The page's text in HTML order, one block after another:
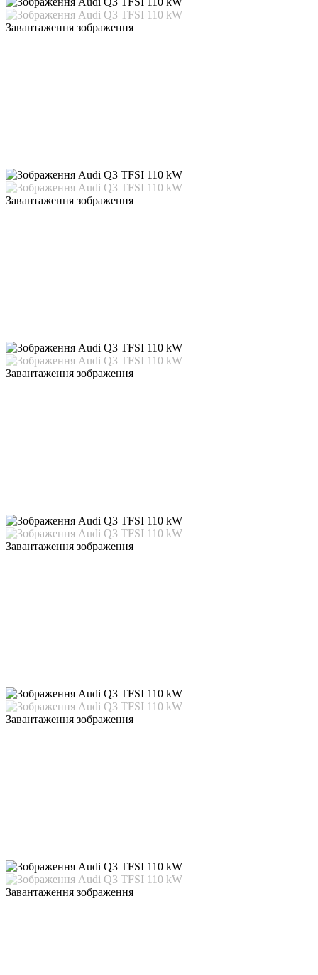
Завантаження зображення
Завантаження зображення
Завантаження зображення
Завантаження зображення
Завантаження зображення
Завантаження зображення